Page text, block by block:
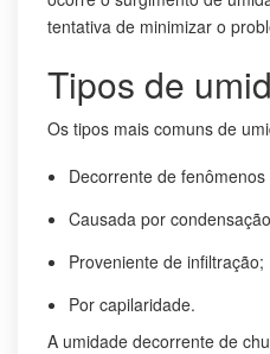
tentativa de minimizar o
Tipos de
Os tipos mais comuns de
Decorrente de fenômenos
Causada por
Proveniente de infiltração;
Por capilaridade.
A umidade decorrente de